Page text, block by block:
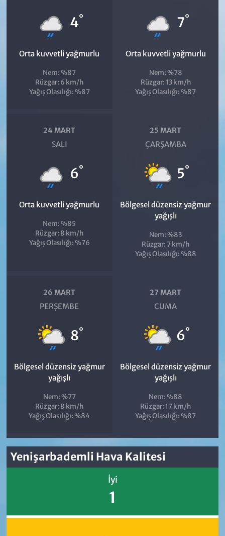
4°
Orta kuvvetli yağmurlu
Nem: %87
Rüzgar: 6 km/h
Yağış Olasılığı: %87
7°
Orta kuvvetli yağmurlu
Nem: %78
Rüzgar: 13 km/h
Yağış Olasılığı: %87
24 MART
SALI
6°
Orta kuvvetli yağmurlu
Nem: %85
Rüzgar: 8 km/h
Yağış Olasılığı: %76
25 MART
ÇARŞAMBA
5°
Bölgesel düzensiz yağmur
yağışlı
Nem: %83
Rüzgar: 7 km/h
Yağış Olasılığı: %88
26 MART
PERŞEMBE
8°
Bölgesel düzensiz yağmur
yağışlı
Nem: %77
Rüzgar: 8 km/h
Yağış Olasılığı: %84
27 MART
CUMA
6°
Bölgesel düzensiz yağmur
yağışlı
Nem: %88
Rüzgar: 17 km/h
Yağış Olasılığı: %87
Yenişarbademli Hava Kalitesi
İyi
1